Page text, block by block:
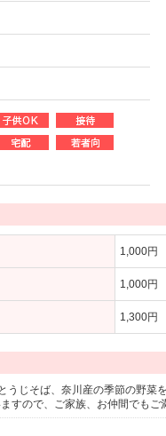
1,000円
1,000円
1,300円
うじそば、奈川産の季節の野菜
すので、ご家族、お仲間でもご